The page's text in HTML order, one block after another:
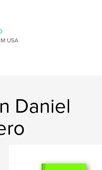
USA
Daniel